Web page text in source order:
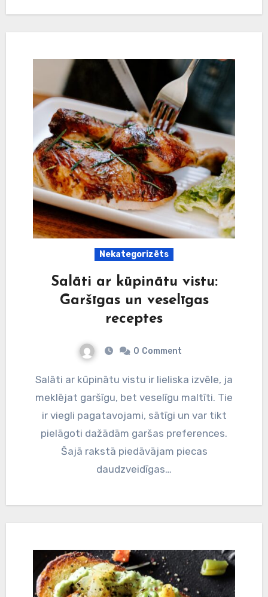
Nekategorizēts
Salāti ar kūpinātu vistu:
Garšīgas un veselīgas
receptes
0 Comment
Salāti ar kūpinātu vistu ir lieliska izvēle, ja
meklējat garšīgu, bet veselīgu maltīti. Tie
ir viegli pagatavojami, sātīgi un var tikt
pielāgoti dažādām garšas preferences.
Šajā rakstā piedāvājam piecas
daudzveidīgas…